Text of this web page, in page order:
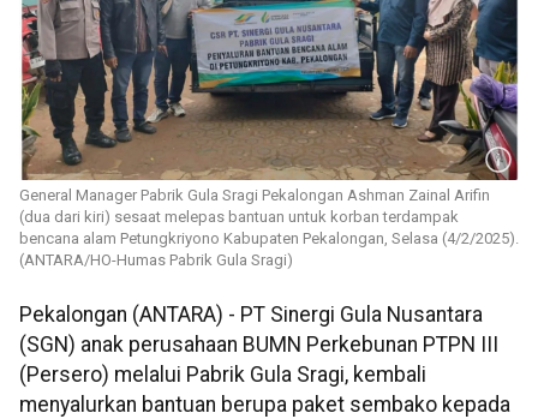
General Manager Pabrik Gula Sragi Pekalongan Ashman Zainal Arifin
(dua dari kiri) sesaat melepas bantuan untuk korban terdampak
bencana alam Petungkriyono Kabupaten Pekalongan, Selasa (4/2/2025).
(ANTARA/HO-Humas Pabrik Gula Sragi)
Pekalongan (ANTARA) - PT Sinergi Gula Nusantara
(SGN) anak perusahaan BUMN Perkebunan PTPN III
(Persero) melalui Pabrik Gula Sragi, kembali
menyalurkan bantuan berupa paket sembako kepada